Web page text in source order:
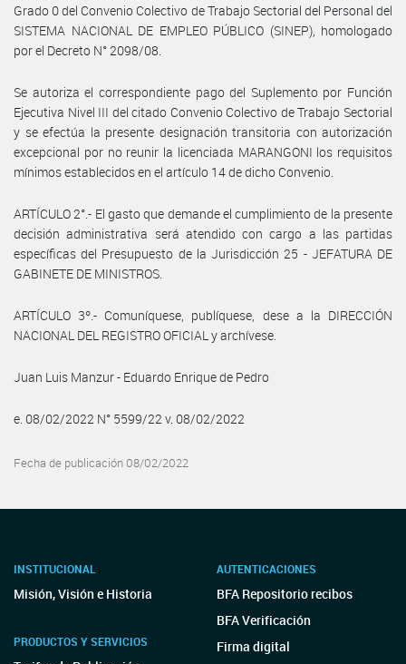
Grado 0 del Convenio Colectivo de Trabajo Sectorial del Personal del
SISTEMA NACIONAL DE EMPLEO PÚBLICO (SINEP), homologado
por el Decreto N° 2098/08.
Se autoriza el correspondiente pago del Suplemento por Función
Ejecutiva Nivel III del citado Convenio Colectivo de Trabajo Sectorial
y se efectúa la presente designación transitoria con autorización
excepcional por no reunir la licenciada MARANGONI los requisitos
mínimos establecidos en el artículo 14 de dicho Convenio.
ARTÍCULO 2°.- El gasto que demande el cumplimiento de la presente
decisión administrativa será atendido con cargo a las partidas
específicas del Presupuesto de la Jurisdicción 25 - JEFATURA DE
GABINETE DE MINISTROS.
ARTÍCULO 3º.- Comuníquese, publíquese, dese a la DIRECCIÓN
NACIONAL DEL REGISTRO OFICIAL y archívese.
Juan Luis Manzur - Eduardo Enrique de Pedro
e. 08/02/2022 N° 5599/22 v. 08/02/2022
Fecha de publicación 08/02/2022
INSTITUCIONAL
Misión, Visión e Historia
PRODUCTOS Y SERVICIOS
AUTENTICACIONES
BFA Repositorio recibos
BFA Verificación
Firma digital